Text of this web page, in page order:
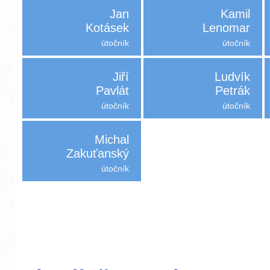
Jan
Kotásek
útočník
Kamil
Lenomar
útočník
Jiří
Pavlát
útočník
Ludvík
Petrák
útočník
Michal
Zakuťanský
útočník